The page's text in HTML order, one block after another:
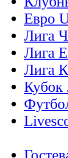
Евро
Лига
Лига
Лига
Кубок